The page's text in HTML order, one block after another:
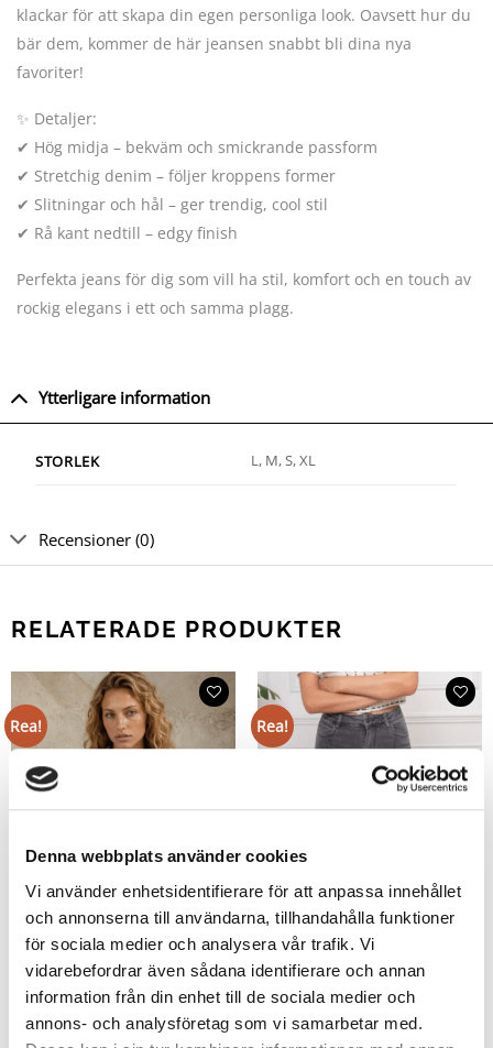
Denna webbplats använder cookies
Vi använder enhetsidentifierare för att anpassa innehållet
och annonserna till användarna, tillhandahålla funktioner
för sociala medier och analysera vår trafik. Vi
vidarebefordrar även sådana identifierare och annan
information från din enhet till de sociala medier och
annons- och analysföretag som vi samarbetar med.
klackar för att skapa din egen personliga look. Oavsett hur du
bär dem, kommer de här jeansen snabbt bli dina nya
favoriter!
✨ Detaljer:
✔ Hög midja – bekväm och smickrande passform
✔ Stretchig denim – följer kroppens former
✔ Slitningar och hål – ger trendig, cool stil
✔ Rå kant nedtill – edgy finish
Perfekta jeans för dig som vill ha stil, komfort och en touch av
rockig elegans i ett och samma plagg.
Ytterligare information
STORLEK L, M, S, XL
Recensioner (0)
RELATERADE PRODUKTER
Rea! Rea!
Gretchen Grå Stretchjeans med